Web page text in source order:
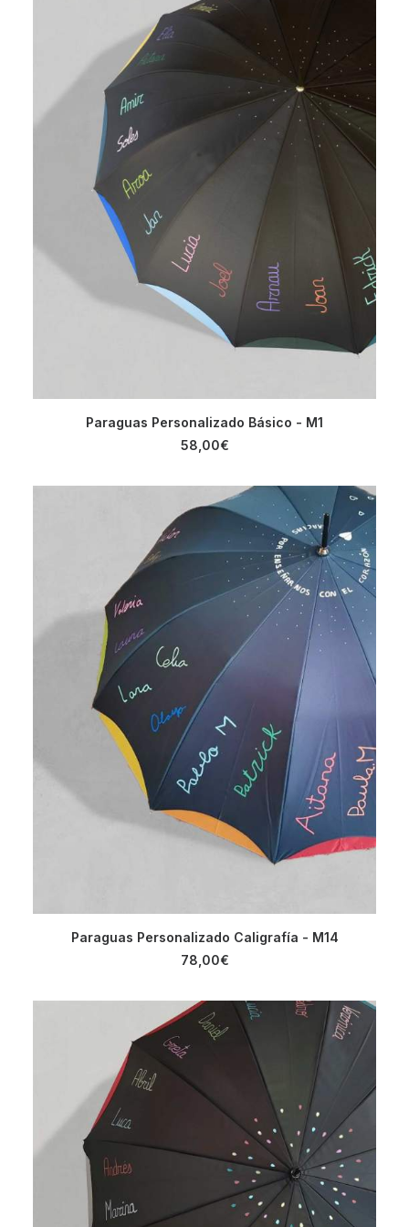
SELECCIONAR OPCIONES
Paraguas Personalizado Básico - M1
58,00€
AÑADIR AL CARRITO
Paraguas Personalizado Caligrafía - M14
78,00€